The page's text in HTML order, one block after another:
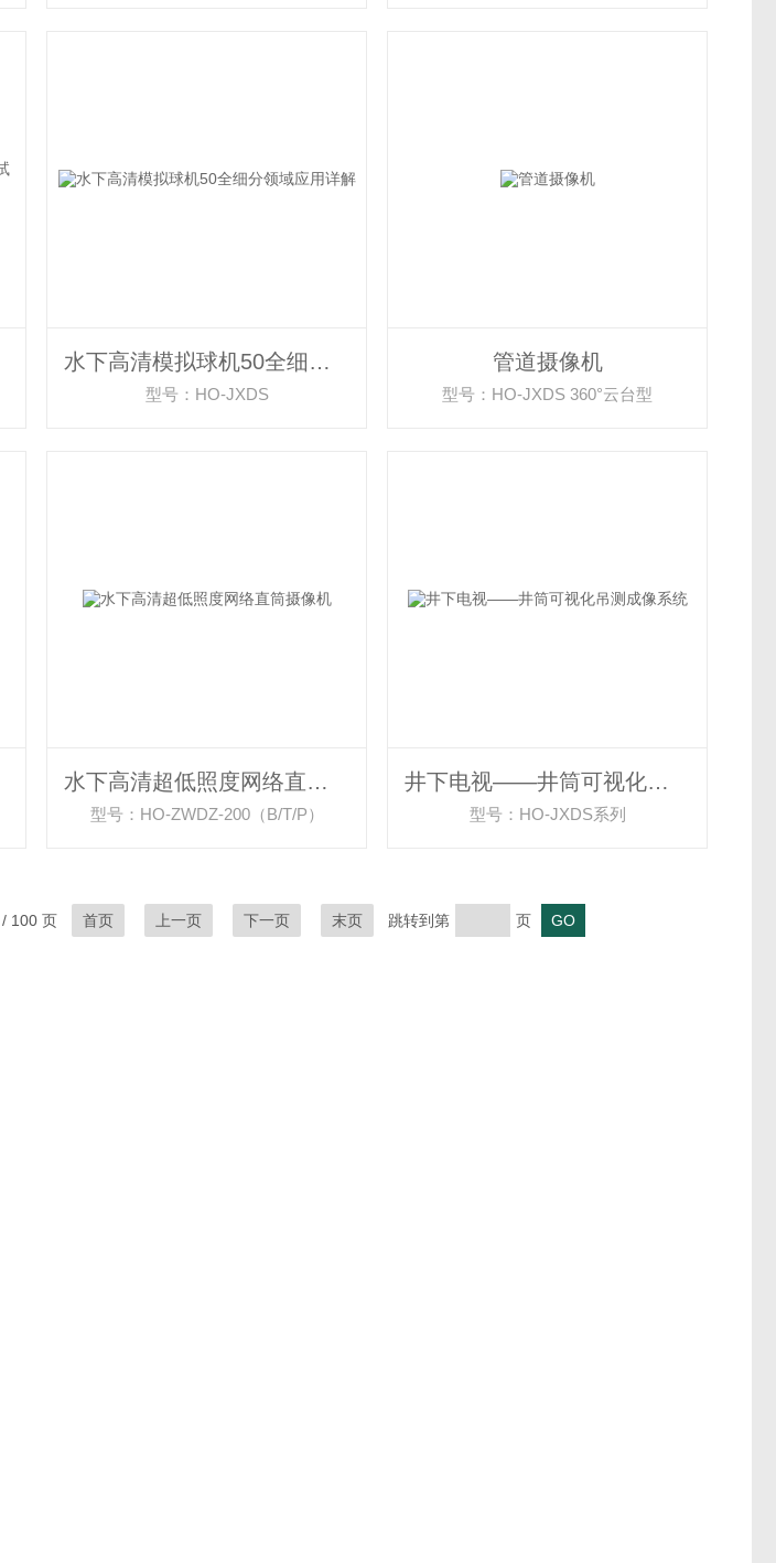
水下高清模拟球机50全细分领域应用详解
型号：HO-JXDS
管道摄像机
型号：HO-JXDS 360°云台型
水下高清超低照度网络直筒摄像机
型号：HO-ZWDZ-200（B/T/P）
井下电视——井筒可视化吊测成像系统
型号：HO-JXDS系列
100 页 首页 上一页 下一页 末页 跳转到第 页